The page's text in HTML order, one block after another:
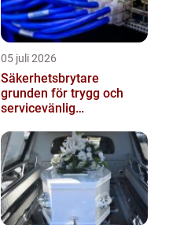
05 juli 2026
Säkerhetsbrytare
grunden för trygg och
servicevänlig